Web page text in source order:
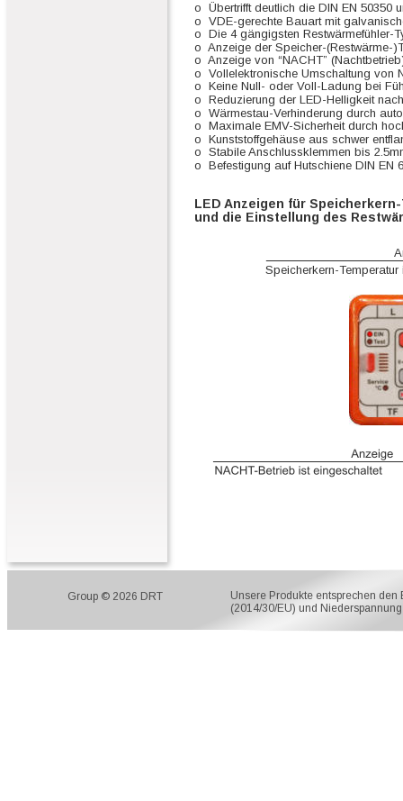
o  Übertrifft deutlich die DIN EN 50350
o  VDE-gerechte Bauart mit
o  Die 4 gängigsten Restwärmefühler-
o  Anzeige der Speicher-(Restwärme-
o  Anzeige von “NACHT”
o  Vollelektronische Umschaltung von
o  Keine Null- oder Voll-Ladung bei
o  Reduzierung der LED-Helligkeit
o  Wärmestau-Verhinderung durch
o  Maximale EMV-Sicherheit durch
o  Kunststoffgehäuse aus schwer
o  Stabile Anschlussklemmen bis
o  Befestigung auf Hutschiene DIN EN
LED Anzeigen für
und die Einstellung des
Speicherkern-Temperatur
Unsere Produkte entsprechen
(2014/30/EU) und
Group © 2026 DRT